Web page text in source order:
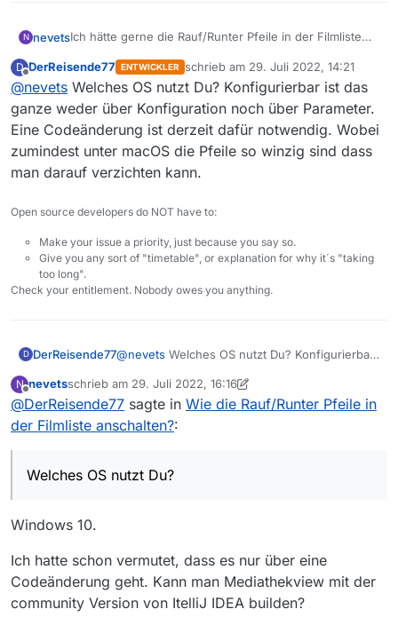
N nevetsIch hätte gerne die Rauf/Runter Pfeile in der Filmliste
Kann man dies über einen Startparameter oder in einer
*.ini-Datei einstellen, oder ginge das nur mit einer
Änderung des Source-Codes?
D
Offline
DerReisende77 ENTWICKLER schrieb am 29. Juli 2022, 14:21
zuletzt editiert von
@nevets Welches OS nutzt Du? Konfigurierbar ist das
ganze weder über Konfiguration noch über Parameter.
Eine Codeänderung ist derzeit dafür notwendig. Wobei
zumindest unter macOS die Pfeile so winzig sind dass
man darauf verzichten kann.
Open source developers do NOT have to:
Make your issue a priority, just because you say so.
Give you any sort of "timetable", or explanation for why it´s "taking
too long".
Check your entitlement. Nobody owes you anything.
D DerReisende77@nevets Welches OS nutzt Du? Konfigurierbar
über Parameter. Eine Codeänderung ist derzeit
dafür notwendig. Wobei zumindest unter
macOS die Pfeile so winzig sind dass man
N
Offline
nevetsschrieb am 29. Juli 2022, 16:16
zuletzt editiert von nevets
@DerReisende77 sagte in Wie die Rauf/Runter Pfeile in
der Filmliste anschalten?:
Welches OS nutzt Du?
Windows 10.
Ich hatte schon vermutet, dass es nur über eine
Codeänderung geht. Kann man Mediathekview mit der
community Version von ItelliJ IDEA builden?